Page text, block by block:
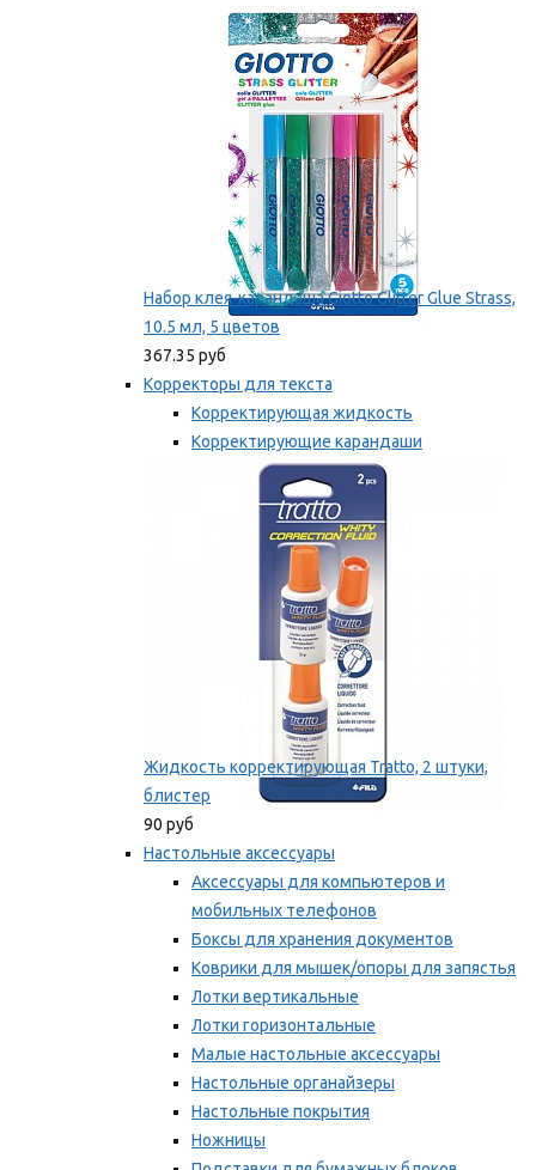
Мы рекомендуем
Набор клея-карандаша Giotto Glitter Glue Strass,
10.5 мл, 5 цветов
367.35 руб
Корректоры для текста
Корректирующая жидкость
Корректирующие карандаши
Корректирующие ленты
Мы рекомендуем
Жидкость корректирующая Tratto, 2 штуки,
блистер
90 руб
Настольные аксессуары
Аксессуары для компьютеров и
мобильных телефонов
Боксы для хранения документов
Коврики для мышек/опоры для запястья
Лотки вертикальные
Лотки горизонтальные
Малые настольные аксессуары
Настольные органайзеры
Настольные покрытия
Ножницы